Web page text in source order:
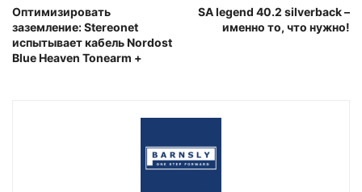
Оптимизировать
заземление: Stereonet
испытывает кабель Nordost
Blue Heaven Tonearm +
SA legend 40.2 silverback –
именно то, что нужно!